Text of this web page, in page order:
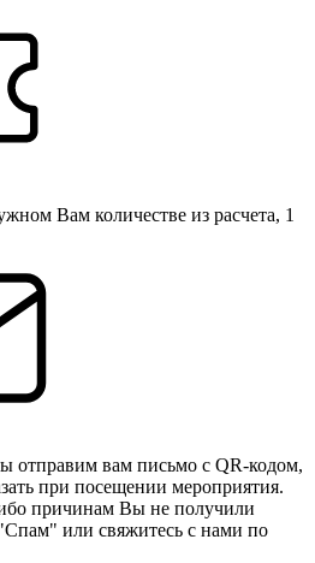
Вам количестве из расчета, 1
отправим вам письмо с QR-кодом,
при посещении мероприятия.
причинам Вы не получили
или свяжитесь с нами по